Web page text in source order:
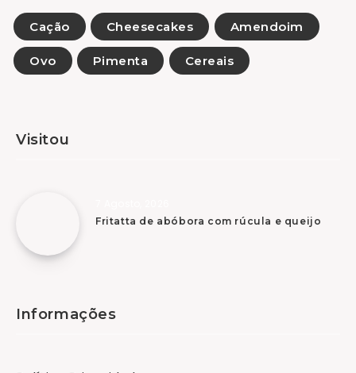
Cação Cheesecakes Amendoim
Ovo Pimenta Cereais
Visitou
Fritatta de abóbora com rúcula e queijo
Informações